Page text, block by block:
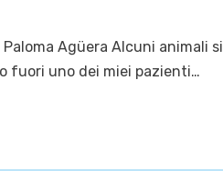
Agüera Alcuni animali
fuori uno dei miei pazienti…